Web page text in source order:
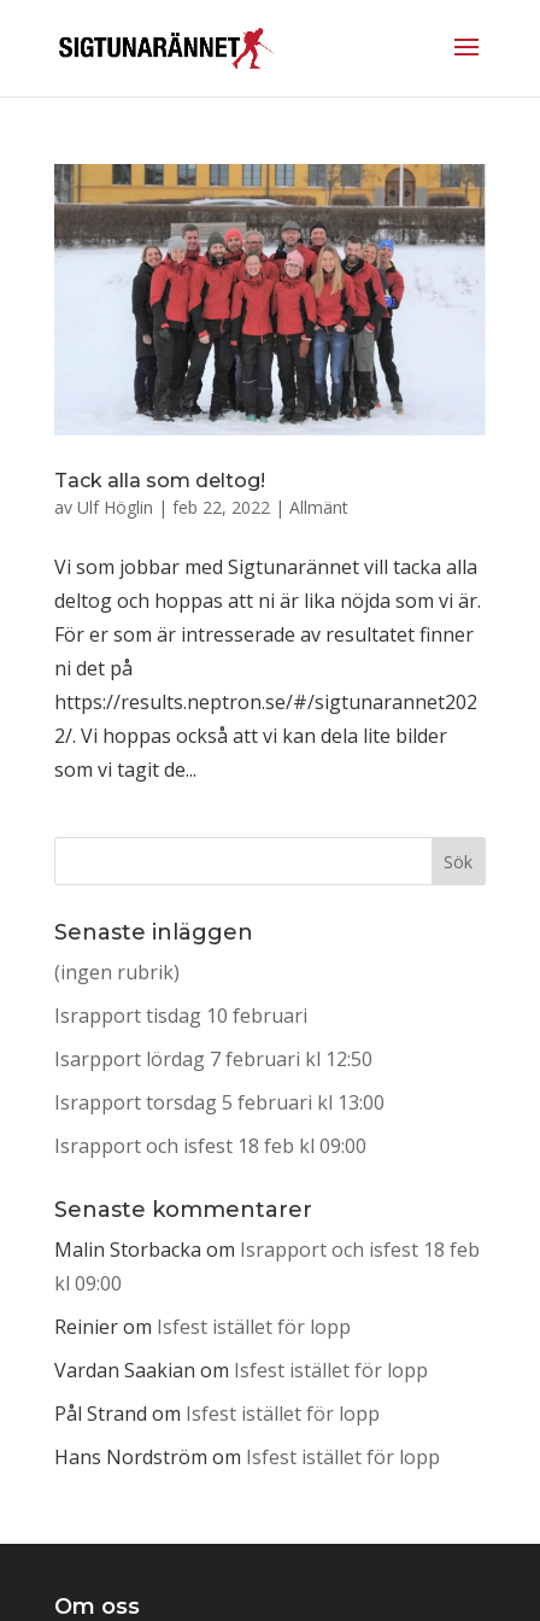
Tack alla som deltog!
av Ulf Höglin | feb 22, 2022| Allmänt
Vi som jobbar med Sigtunarännet vill tacka alla
deltog och hoppas att ni är lika nöjda som vi är.
För er som är intresserade av resultatet finner
ni det på
https://results.neptron.se/#/sigtunarannet202
2/. Vi hoppas också att vi kan dela lite bilder
som vi tagit de...
Senaste inläggen
(ingen rubrik)
Israpport tisdag 10 februari
Isarpport lördag 7 februari kl 12:50
Israpport torsdag 5 februari kl 13:00
Israpport och isfest 18 feb kl 09:00
Senaste kommentarer
Malin Storbacka om Israpport och isfest 18 feb
kl 09:00
Reinierom Isfest istället för lopp
Vardan Saakian om Isfest istället för lopp
Pål Strand om Isfest istället för lopp
Hans Nordström om Isfest istället för lopp
Om oss